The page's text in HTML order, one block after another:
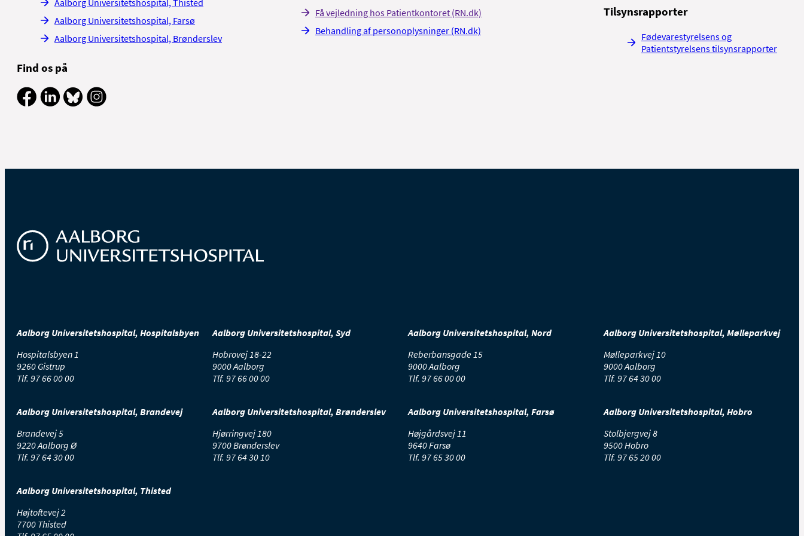
Aalborg Universitetshospital, Thisted
Aalborg Universitetshospital, Farsø
Aalborg Universitetshospital, Brønderslev
Find os på
Få vejledning hos Patientkontoret (RN.dk)
Behandling af personoplysninger (RN.dk)
Tilsynsrapporter
Fødevarestyrelsens og
Patientstyrelsens tilsynsrapporter
Aalborg Universitetshospital, Hospitalsbyen
Hospitalsbyen 1
9260 Gistrup
Tlf. 97 66 00 00
Aalborg Universitetshospital, Syd
Hobrovej 18-22
9000 Aalborg
Tlf. 97 66 00 00
Aalborg Universitetshospital, Nord
Reberbansgade 15
9000 Aalborg
Tlf. 97 66 00 00
Aalborg Universitetshospital, Mølleparkvej
Mølleparkvej 10
9000 Aalborg
Tlf. 97 64 30 00
Aalborg Universitetshospital, Brandevej
Brandevej 5
9220 Aalborg Ø
Tlf. 97 64 30 00
Aalborg Universitetshospital, Brønderslev
Hjørringvej 180
9700 Brønderslev
Tlf. 97 64 30 10
Aalborg Universitetshospital, Farsø
Højgårdsvej 11
9640 Farsø
Tlf. 97 65 30 00
Aalborg Universitetshospital, Hobro
Stolbjergvej 8
9500 Hobro
Tlf. 97 65 20 00
Aalborg Universitetshospital, Thisted
Højtoftevej 2
7700 Thisted